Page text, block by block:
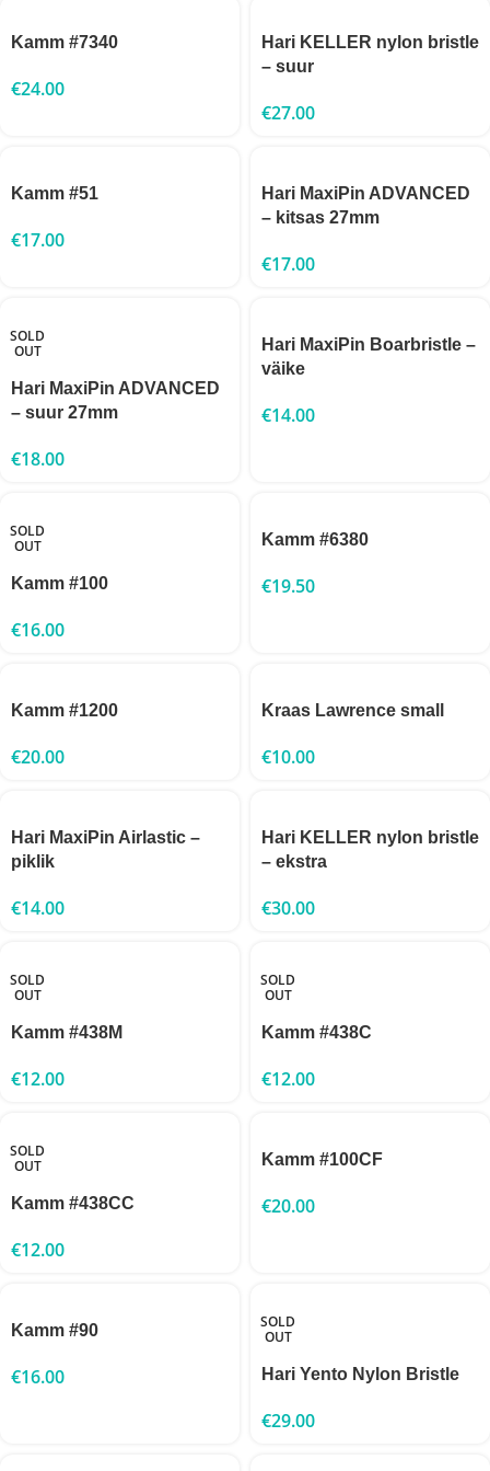
Kamm #7340
€24.00
Hari KELLER nylon bristle
– suur
€27.00
Kamm #51
€17.00
Hari MaxiPin ADVANCED
– kitsas 27mm
€17.00
SOLD
OUT
Hari MaxiPin ADVANCED
– suur 27mm
€18.00
Hari MaxiPin Boarbristle –
väike
€14.00
SOLD
OUT
Kamm #100
€16.00
Kamm #6380
€19.50
Kamm #1200
€20.00
Kraas Lawrence small
€10.00
Hari MaxiPin Airlastic –
piklik
€14.00
Hari KELLER nylon bristle
– ekstra
€30.00
SOLD
OUT
Kamm #438M
€12.00
SOLD
OUT
Kamm #438C
€12.00
SOLD
OUT
Kamm #438CC
€12.00
Kamm #100CF
€20.00
Kamm #90
€16.00
SOLD
OUT
Hari Yento Nylon Bristle
€29.00